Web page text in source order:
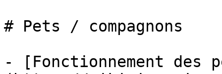
# Pets / compagnons
- [Fonctionnement des